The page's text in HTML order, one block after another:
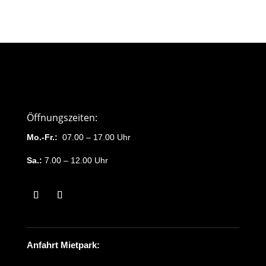
Öffnungszeiten:
Mo.-Fr.: 07.00 – 17.00 Uhr
Sa.: 7.00 – 12.00 Uhr
Anfahrt Mietpark: